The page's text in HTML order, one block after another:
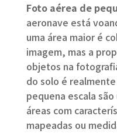
Foto aérea de
aeronave está
uma área maior é
imagem, mas a
objetos na
do solo é
pequena escala
áreas com
mapeadas ou